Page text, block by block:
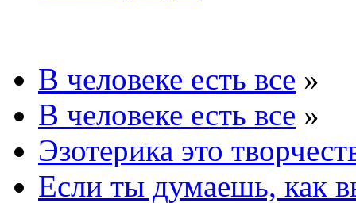
В человеке есть все »
В человеке есть все »
Эзотерика это
Если ты думаешь, как